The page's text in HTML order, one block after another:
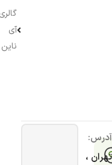
آی
ناین
آدرس:
تهران ،